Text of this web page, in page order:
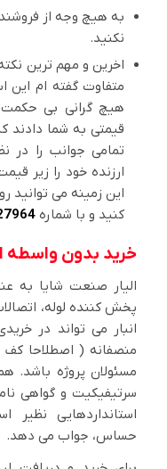
به هیچ وجه از
نکنید.
اخرین و مهم ترین
متفاوت گفته ام
هیچ گرانی بی
قیمتی به شما دادند
تمامی جوانب را در
ارزنده خود را زیر
این زمینه می توانید
کنید و با شماره
خرید بدون واسطه
الیار صنعت شایا به
پخش کننده لوله،
انبار می تواند در
منصفانه ( اصطلاحا
مسئولان پروژه باشد.
سرتیفیکیت و گواهی
استانداردهایی نظیر
حساس، جواب می دهد.